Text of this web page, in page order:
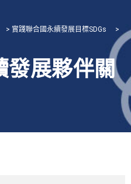
> 實踐聯合國永續發展目標SDGs
>
發展夥伴關